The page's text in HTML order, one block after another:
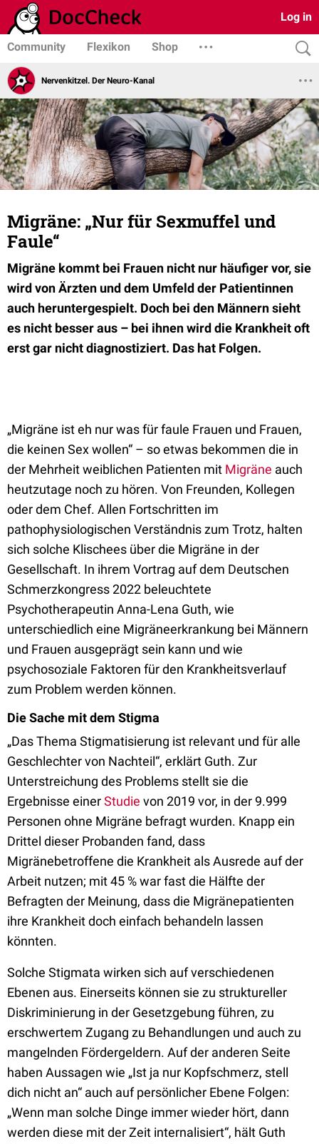
Log in
Community Flexikon Shop
Nervenkitzel. Der Neuro-Kanal
Migräne: „Nur für Sexmuffel und
Faule“
Migräne kommt bei Frauen nicht nur häufiger vor, sie
wird von Ärzten und dem Umfeld der Patientinnen
auch heruntergespielt. Doch bei den Männern sieht
es nicht besser aus – bei ihnen wird die Krankheit oft
erst gar nicht diagnostiziert. Das hat Folgen.
„Migräne ist eh nur was für faule Frauen und Frauen,
die keinen Sex wollen“ – so etwas bekommen die in
der Mehrheit weiblichen Patienten mit Migräne auch
heutzutage noch zu hören. Von Freunden, Kollegen
oder dem Chef. Allen Fortschritten im
pathophysiologischen Verständnis zum Trotz, halten
sich solche Klischees über die Migräne in der
Gesellschaft. In ihrem Vortrag auf dem Deutschen
Schmerzkongress 2022 beleuchtete
Psychotherapeutin Anna-Lena Guth, wie
unterschiedlich eine Migräneerkrankung bei Männern
und Frauen ausgeprägt sein kann und wie
psychosoziale Faktoren für den Krankheitsverlauf
zum Problem werden können.
Die Sache mit dem Stigma
„Das Thema Stigmatisierung ist relevant und für alle
Geschlechter von Nachteil“, erklärt Guth. Zur
Unterstreichung des Problems stellt sie die
Ergebnisse einerStudie von 2019 vor, in der 9.999
Personen ohne Migräne befragt wurden. Knapp ein
Drittel dieser Probanden fand, dass
Migränebetroffene die Krankheit als Ausrede auf der
Arbeit nutzen; mit 45 % war fast die Hälfte der
Befragten der Meinung, dass die Migränepatienten
ihre Krankheit doch einfach behandeln lassen
könnten.
Solche Stigmata wirken sich auf verschiedenen
Ebenen aus. Einerseits können sie zu struktureller
Diskriminierung in der Gesetzgebung führen, zu
erschwertem Zugang zu Behandlungen und auch zu
mangelnden Fördergeldern. Auf der anderen Seite
haben Aussagen wie „Ist ja nur Kopfschmerz, stell
dich nicht an“ auch auf persönlicher Ebene Folgen:
„Wenn man solche Dinge immer wieder hört, dann
werden diese mit der Zeit internalisiert“, hält Guth